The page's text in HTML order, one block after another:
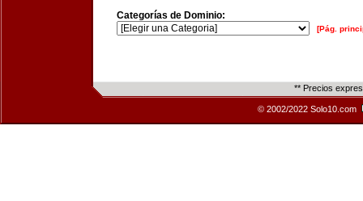
Categorías de Dominio:
[Pág.
** Precios
© 2002/2022 Solo10.com